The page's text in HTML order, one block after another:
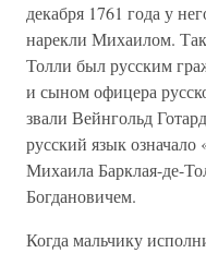
декабря 1761 года у
нарекли Михаилом.
Толли был русским
и сыном офицера
звали Вейнгольд
русский язык
Михаила Барклая-де-
Богдановичем.
Когда мальчику